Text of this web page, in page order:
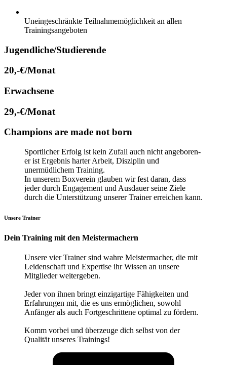
Uneingeschränkte Teilnahmemöglichkeit an allen
Trainingsangeboten
Jugendliche/Studierende
20,-€/Monat
Erwachsene
29,-€/Monat
Champions are made not born
Sportlicher Erfolg ist kein Zufall auch nicht angeboren-
er ist Ergebnis harter Arbeit, Disziplin und
unermüdlichem Training.
In unserem Boxverein glauben wir fest daran, dass
jeder durch Engagement und Ausdauer seine Ziele
durch die Unterstützung unserer Trainer erreichen kann.
Unsere Trainer
Dein Training mit den Meistermachern
Unsere vier Trainer sind wahre Meistermacher, die mit
Leidenschaft und Expertise ihr Wissen an unsere
Mitglieder weitergeben.
Jeder von ihnen bringt einzigartige Fähigkeiten und
Erfahrungen mit, die es uns ermöglichen, sowohl
Anfänger als auch Fortgeschrittene optimal zu fördern.
Komm vorbei und überzeuge dich selbst von der
Qualität unseres Trainings!